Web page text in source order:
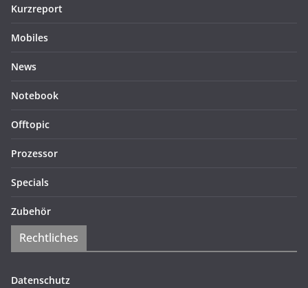
Kurzreport
Mobiles
News
Notebook
Offtopic
Prozessor
Specials
Zubehör
Rechtliches
Datenschutz